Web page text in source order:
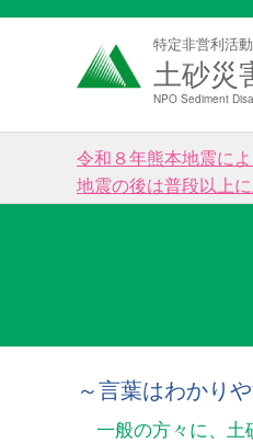
特定非営利活
土砂災
NPO Sediment
令和８年熊本地震に
地震の後は普段以上
～言葉はわかり
一般の方々に、